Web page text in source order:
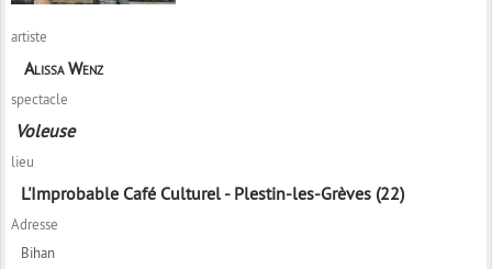
artiste
Alissa Wenz
spectacle
Voleuse
lieu
L'Improbable Café Culturel - Plestin-les-Grèves (22)
Adresse
Bihan